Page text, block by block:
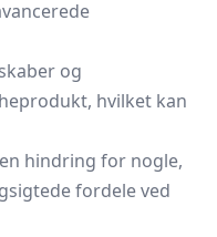
og
hvilket kan
hindring for nogle,
fordele ved